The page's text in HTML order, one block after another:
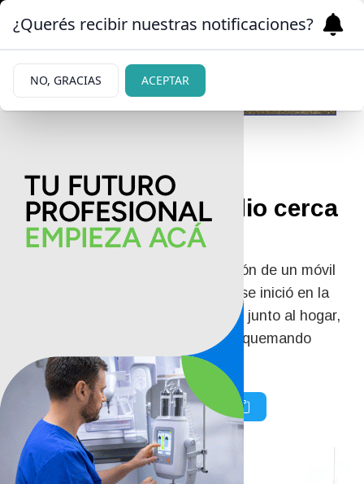
30/06/2026
Susto por un incendio cerca
del Hogar Emaús
Un foco ígneo requirió la intervención de un móvil
de bomberos voluntarios. El fuego se inició en la
zona de los contenedores ubicados junto al hogar,
donde, según testigos, se estaban quemando
cables de cobre.
¿Querés recibir nuestras notificaciones?
NO, GRACIAS ACEPTAR